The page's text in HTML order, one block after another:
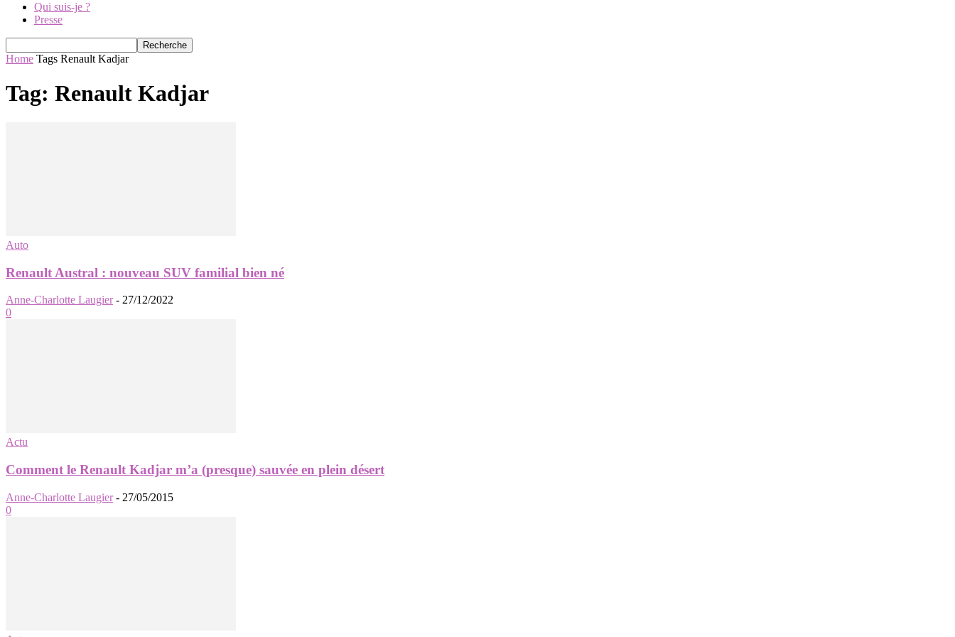
Qui suis-je ?
Presse
Home Tags Renault Kadjar
Tag: Renault Kadjar
Auto
Renault Austral : nouveau SUV familial bien né
Anne-Charlotte Laugier - 27/12/2022
0
Actu
Comment le Renault Kadjar m’a (presque) sauvée en plein désert
Anne-Charlotte Laugier - 27/05/2015
0